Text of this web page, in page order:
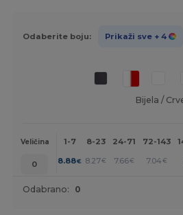
Odaberite boju: Prikaži sve + 4
Bijela /
Veličina 1-7 8-23 24-71 72-143
0 8.88€ 8.27€ 7.66€ 7.04€
Odabrano: 0